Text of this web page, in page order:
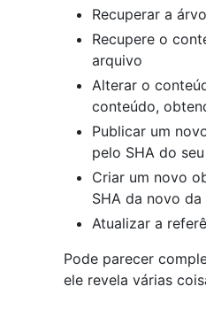
Recuperar a
Recupere o
arquivo
Alterar o
conteúdo,
Publicar um
pelo SHA do
Criar um novo
SHA da novo
Atualizar a
Pode parecer
ele revela várias